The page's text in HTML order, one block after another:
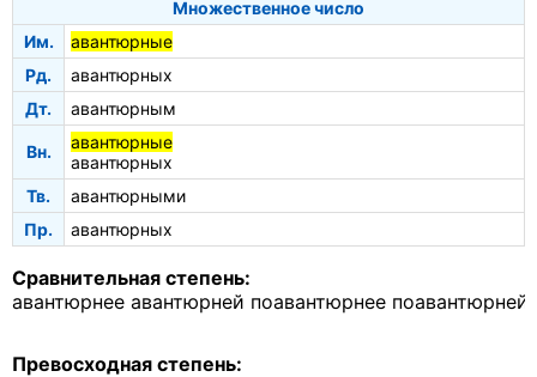
Множественное число
Им.
авантюрные
Рд.
авантюрных
Дт.
авантюрным
Вн.
авантюрные
авантюрных
Тв.
авантюрными
Пр.
авантюрных
Сравнительная степень:
авантюрнее авантюрней поавантюрнее поавантюрней
Превосходная степень: